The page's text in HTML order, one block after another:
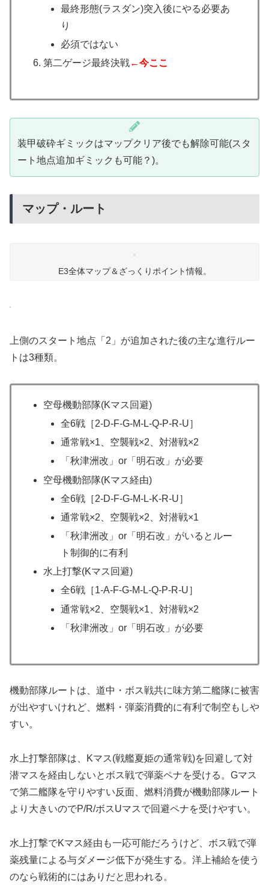
最終形態(ラスダン)突入後にやる必要あ
り
必須ではない
第二ゲージ最終決戦←今ここ
装甲破砕ギミックはマップクリア後でも解除可能(スタ
ート地点追加ギミックも可能？)。
マップ・ルート
E3全体マップ＆ざっくりポイント情報。
上側のスタート地点「2」が追加された後の主な進行ルー
トは3種類。
空母機動部隊(Kマス回避)
全6戦［2-D-F-G-M-L-Q-P-R-U］
通常戦×1、空襲戦×2、対潜戦×2
「秋津洲改」or「明石改」が必要
空母機動部隊(Kマス経由)
全6戦［2-D-F-G-M-L-K-R-U］
通常戦×2、空襲戦×2、対潜戦×1
「秋津洲改」or「明石改」がいるとルー
ト制御的に有利
水上打撃(Kマス回避)
全6戦［1-A-F-G-M-L-Q-P-R-U］
通常戦×2、空襲戦×1、対潜戦×2
「秋津洲改」or「明石改」が必要
機動部隊ルートは、道中・ボス戦共に味方第二艦隊に被害
が出やすいけれど、燃料・弾薬消費的に有利で制空もしや
すい。
水上打撃部隊は、Kマス(戦艦夏姫の通常戦)を回避して対
潜マスを経由しないとボス戦で弾薬ペナを受ける。Gマス
で第二艦隊を守りやすい反面、燃料消費が機動部隊ルート
より大きいのでP/R/ボスUマスで回避ペナを受けやすい。
水上打撃でKマス経由も一応可能だろうけど、ボス戦で弾
薬残量による与ダメージ低下が発生する。洋上補給を使う
のなら戦術的にはありだと思われる。